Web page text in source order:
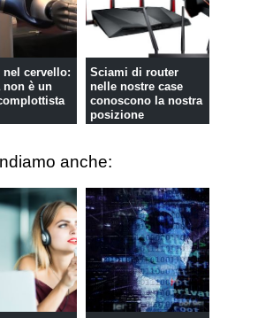
nel cervello:
non è un
Sciami di router
nelle nostre case
conoscono la nostra
posizione
anche: